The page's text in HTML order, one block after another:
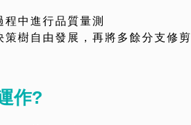
中進行品質量測
策樹自由發展，再將多餘分支修剪
作?